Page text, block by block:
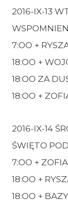
2016-IX-13
7:OO +
18:OO +
18:OO ZA
18:OO +
2016-IX-14
ŚWIĘTO
7:OO +
18:OO +
18:OO +